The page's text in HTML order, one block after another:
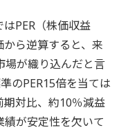
PER（株価収益
ら逆算すると、来
場が織り込んだと言
のPER15倍を当ては
期対比、約10％減益
績が安定性を欠いて